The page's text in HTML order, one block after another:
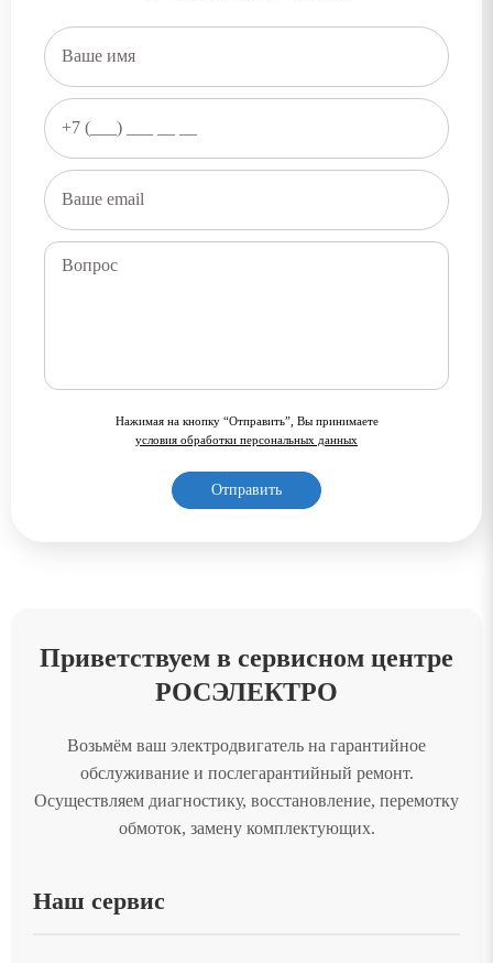
Нажимая на кнопку “Отправить”, Вы принимаете
условия обработки персональных данных
Приветствуем в сервисном центре
РОСЭЛЕКТРО
Возьмём ваш электродвигатель на гарантийное
обслуживание и послегарантийный ремонт.
Осуществляем диагностику, восстановление, перемотку
обмоток, замену комплектующих.
Наш сервис